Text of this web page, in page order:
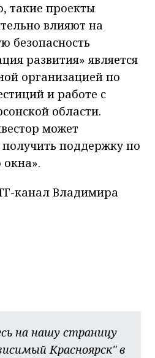
такие проекты
влияют на
безопасность
развития» является
организацией по
и работе с
области.
может
получить поддержку по
канал Владимира
на нашу страницу
Красноярск" в